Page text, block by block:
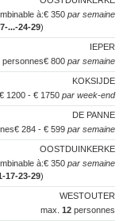
€ 350 par semaine
à:
)
IEPER
€ 800 par semaine
personnes
KOKSIJDE
€ 1200 - € 1750 par week-end
DE PANNE
€ 284 - € 599 par semaine
OOSTDUINKERKE
€ 350 par semaine
à:
)
WESTOUTER
max. 12 personnes